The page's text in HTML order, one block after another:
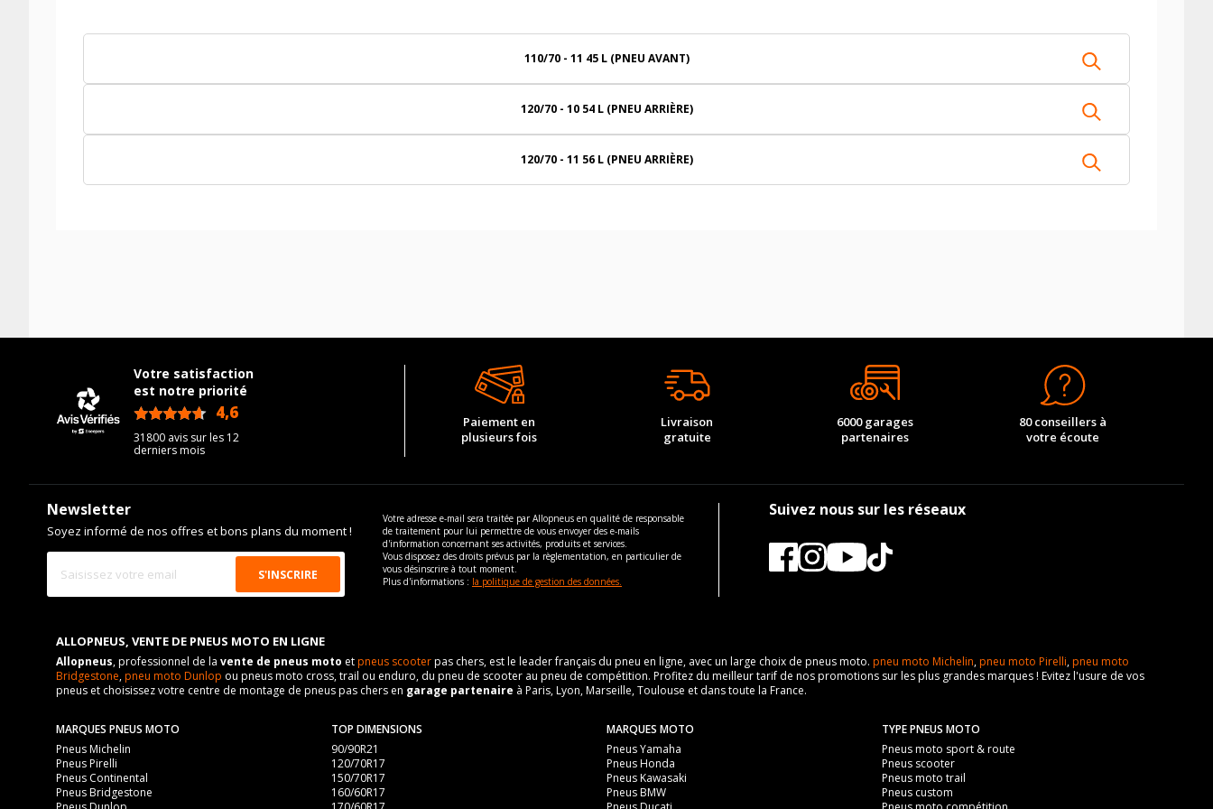
110/70 - 11 45 L (PNEU AVANT)
120/70 - 10 54 L (PNEU ARRIÈRE)
120/70 - 11 56 L (PNEU ARRIÈRE)
Votre satisfaction
est notre priorité
4,6
31800 avis sur les 12
derniers mois
Paiement en
plusieurs fois
Livraison
gratuite
6000 garages
partenaires
80 conseillers à
votre écoute
Newsletter
Soyez informé de nos offres et bons plans du moment !
Votre adresse e-mail sera traitée par Allopneus en qualité de responsable
de traitement pour lui permettre de vous envoyer des e-mails
d'information concernant ses activités, produits et services.
Vous disposez des droits prévus par la règlementation, en particulier de
vous désinscrire à tout moment.
Plus d'informations : la politique de gestion des données.
Suivez nous sur les réseaux
ALLOPNEUS, VENTE DE PNEUS MOTO EN LIGNE
Allopneus, professionnel de la vente de pneus moto etpneus scooterpas chers, est le leader français du pneu en ligne, avec un large choix de pneus moto. pneu moto Michelin,pneu moto Pirelli,pneu moto
Bridgestone,pneu moto Dunlop ou pneus moto cross, trail ou enduro, du pneu de scooter au pneu de compétition. Profitez du meilleur tarif de nos promotions sur les plus grandes marques ! Evitez l'usure de vos
pneus et choisissez votre centre de montage de pneus pas chers en garage partenaire à Paris, Lyon, Marseille, Toulouse et dans toute la France.
MARQUES PNEUS MOTO
Pneus Michelin
Pneus Pirelli
Pneus Continental
Pneus Bridgestone
TOP DIMENSIONS
90/90R21
120/70R17
150/70R17
160/60R17
MARQUES MOTO
Pneus Yamaha
Pneus Honda
Pneus Kawasaki
Pneus BMW
TYPE PNEUS MOTO
Pneus moto sport & route
Pneus scooter
Pneus moto trail
Pneus custom